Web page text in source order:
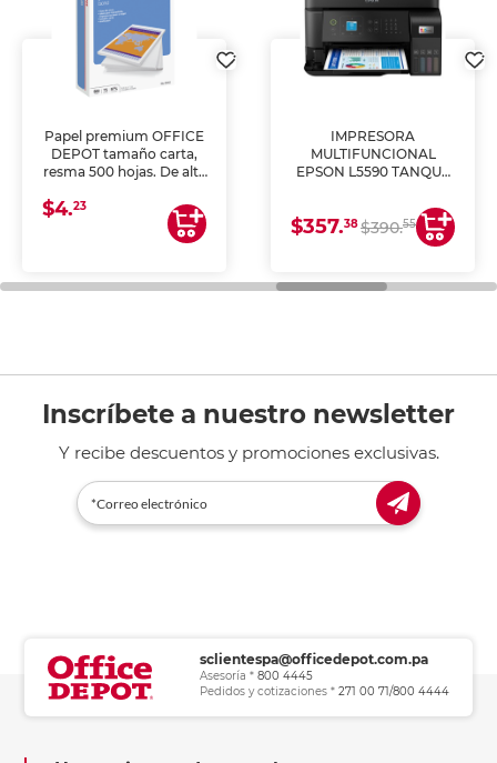
Papel premium OFFICE
DEPOT tamaño carta,
resma 500 hojas. De alta
uniforme, ideal para
impresoras de inyección
de tinta y láser,
general de oficina.
$4.23
IMPRESORA
MULTIFUNCIONAL
EPSON L5590 TANQUE
COPIA Y ESCANEA)
$357.38$390.55
Inscríbete a nuestro newsletter
Y recibe descuentos y promociones exclusivas.
sclientespa@officedepot.com.pa
Asesoría * 800 4445
Pedidos y cotizaciones * 271 00 71/800 4444